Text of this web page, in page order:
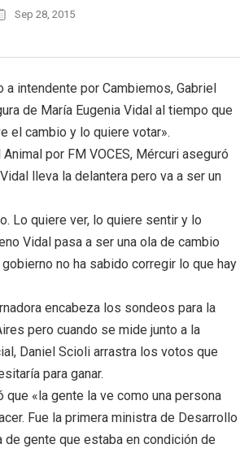
Sep 28, 2015
a intendente por Cambiemos, Gabriel
de María Eugenia Vidal al tiempo que
el cambio y lo quiere votar».
por FM VOCES, Mércuri aseguró
lleva la delantera pero va a ser un
Lo quiere ver, lo quiere sentir y lo
Vidal pasa a ser una ola de cambio
no ha sabido corregir lo que hay
encabeza los sondeos para la
pero cuando se mide junto a la
Daniel Scioli arrastra los votos que
para ganar.
que «la gente la ve como una persona
Fue la primera ministra de Desarrollo
de gente que estaba en condición de